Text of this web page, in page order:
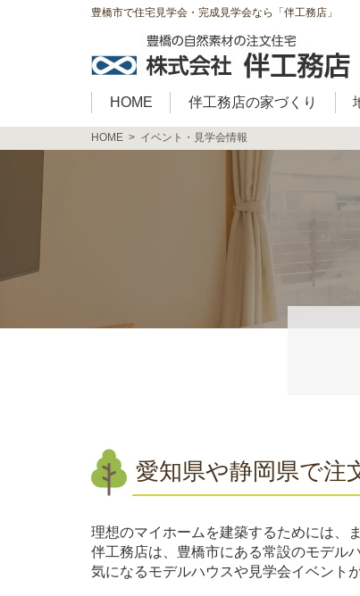
豊橋市で住宅見学会・完成見学会なら「伴工務店」
HOME 伴工務店の家づくり
HOME イベント・見学会情報
愛知県や静岡県で注
理想のマイホームを建築するためには、
伴工務店は、豊橋市にある常設のモデル
気になるモデルハウスや見学会イベント